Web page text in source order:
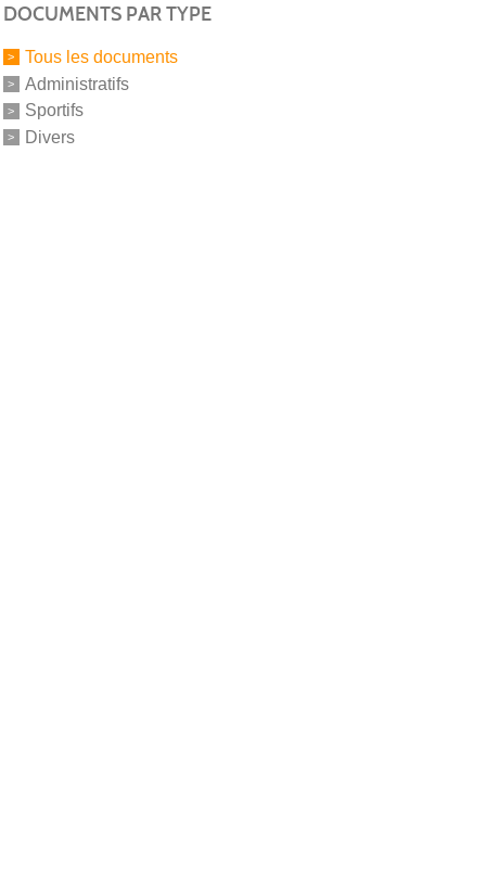
DOCUMENTS PAR TYPE
Tous les documents
Administratifs
Sportifs
Divers